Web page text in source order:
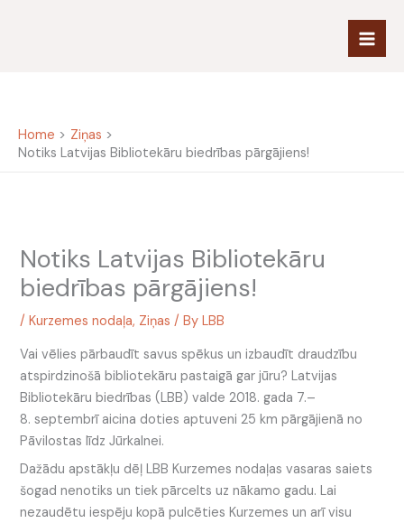
Home
Ziņas
Notiks Latvijas Bibliotekāru biedrības pārgājiens!
Notiks Latvijas Bibliotekāru
biedrības pārgājiens!
/Kurzemes nodaļa, Ziņas / ByLBB
Vai vēlies pārbaudīt savus spēkus un izbaudīt draudzību
atspirdzinošā bibliotekāru pastaigā gar jūru? Latvijas
Bibliotekāru biedrības (LBB) valde 2018. gada 7.–
8. septembrī aicina doties aptuveni 25 km pārgājienā no
Pāvilostas līdz Jūrkalnei.
Dažādu apstākļu dēļ LBB Kurzemes nodaļas vasaras saiets
šogad nenotiks un tiek pārcelts uz nākamo gadu. Lai
nezaudētu iespēju kopā pulcēties Kurzemes un arī visu